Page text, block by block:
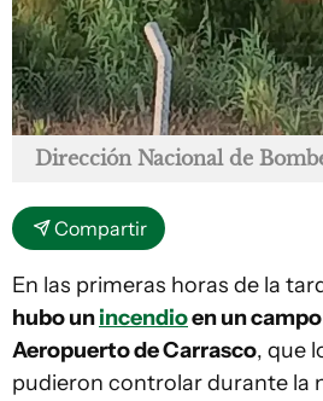
Dirección Nacional de
Compartir
En las primeras horas de la
hubo unincendioen un
Aeropuerto de Carrasco, que
pudieron controlar durante la